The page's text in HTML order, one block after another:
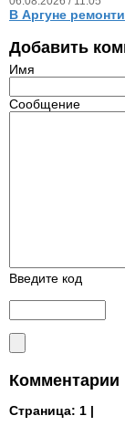
В Аргуне
Добавить
Имя
Сообщение
Введите код
Комментарии
Страница: 1 |